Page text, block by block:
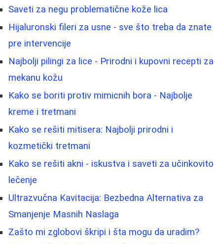
Saveti za negu problematične kože lica
Hijaluronski fileri za usne - sve što treba da znate
pre intervencije
Najbolji pilingi za lice - Prirodni i kupovni recepti za
mekanu kožu
Kako se boriti protiv mimicnih bora - Najbolje
kreme i tretmani
Kako se rešiti mitisera: Najbolji prirodni i
kozmetički tretmani
Kako se rešiti akni - iskustva i saveti za učinkovito
lečenje
Ultrazvučna Kavitacija: Bezbedna Alternativa za
Smanjenje Masnih Naslaga
Zašto mi zglobovi škripi i šta mogu da uradim?